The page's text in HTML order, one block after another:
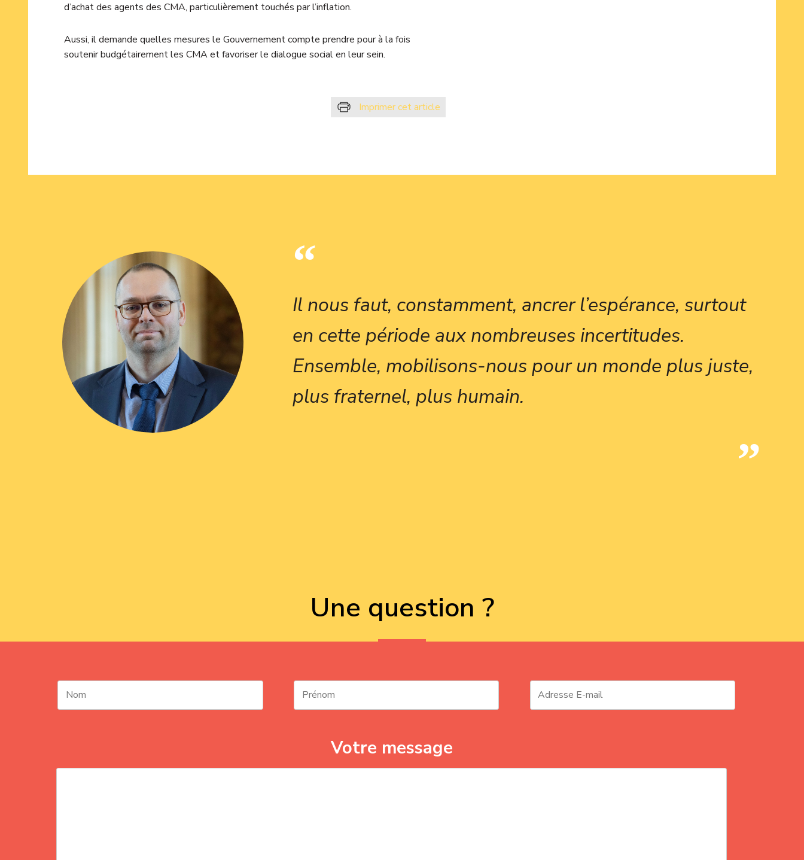
d’achat des agents des CMA, particulièrement touchés par l’inflation.
Aussi, il demande quelles mesures le Gouvernement compte prendre pour à la fois
soutenir budgétairement les CMA et favoriser le dialogue social en leur sein.
Imprimer cet article
Il nous faut, constamment, ancrer l’espérance, surtout
en cette période aux nombreuses incertitudes.
Ensemble, mobilisons-nous pour un monde plus juste,
plus fraternel, plus humain.
Une question ?
Votre message